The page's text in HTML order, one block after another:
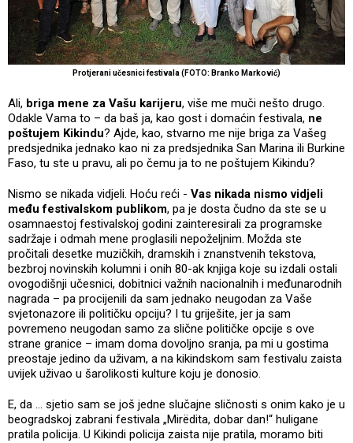
Protjerani učesnici festivala (FOTO: Branko Marković)
Ali, briga mene za Vašu karijeru, više me muči nešto drugo.
Odakle Vama to – da baš ja, kao gost i domaćin festivala, ne
poštujem Kikindu? Ajde, kao, stvarno me nije briga za Vašeg
predsjednika jednako kao ni za predsjednika San Marina ili Burkine
Faso, tu ste u pravu, ali po čemu ja to ne poštujem Kikindu?
Nismo se nikada vidjeli. Hoću reći - Vas nikada nismo vidjeli
među festivalskom publikom, pa je dosta čudno da ste se u
osamnaestoj festivalskoj godini zainteresirali za programske
sadržaje i odmah mene proglasili nepoželjnim. Možda ste
pročitali desetke muzičkih, dramskih i znanstvenih tekstova,
bezbroj novinskih kolumni i onih 80-ak knjiga koje su izdali ostali
ovogodišnji učesnici, dobitnici važnih nacionalnih i međunarodnih
nagrada – pa procijenili da sam jednako neugodan za Vaše
svjetonazore ili političku opciju? I tu griješite, jer ja sam
povremeno neugodan samo za slične političke opcije s ove
strane granice – imam doma dovoljno sranja, pa mi u gostima
preostaje jedino da uživam, a na kikindskom sam festivalu zaista
uvijek uživao u šarolikosti kulture koju je donosio.
E, da … sjetio sam se još jedne slučajne sličnosti s onim kako je u
beogradskoj zabrani festivala „Mirëdita, dobar dan!“ huligane
pratila policija. U Kikindi policija zaista nije pratila, moramo biti